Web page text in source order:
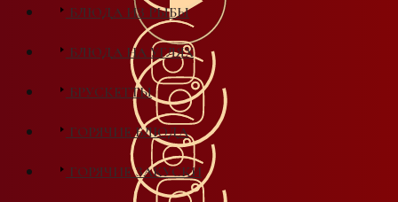
БЛЮДА ИЗ РЫБЫ
БЛЮДА НА УГЛЯХ
БРУСКЕТТЫ
ГОРЯЧИЕ БЛЮДА
ГОРЯЧИЕ ЗАКУСКИ